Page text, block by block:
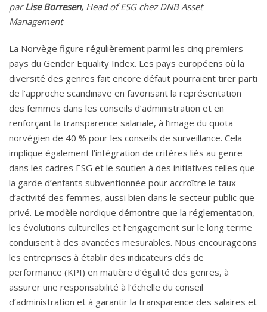
parLise Borresen, Head of ESG chez DNB Asset
Management
La Norvège figure régulièrement parmi les cinq premiers
pays du Gender Equality Index. Les pays européens où la
diversité des genres fait encore défaut pourraient tirer parti
de l’approche scandinave en favorisant la représentation
des femmes dans les conseils d’administration et en
renforçant la transparence salariale, à l’image du quota
norvégien de 40 % pour les conseils de surveillance. Cela
implique également l’intégration de critères liés au genre
dans les cadres ESG et le soutien à des initiatives telles que
la garde d’enfants subventionnée pour accroître le taux
d’activité des femmes, aussi bien dans le secteur public que
privé. Le modèle nordique démontre que la réglementation,
les évolutions culturelles et l’engagement sur le long terme
conduisent à des avancées mesurables. Nous encourageons
les entreprises à établir des indicateurs clés de
performance (KPI) en matière d’égalité des genres, à
assurer une responsabilité à l’échelle du conseil
d’administration et à garantir la transparence des salaires et